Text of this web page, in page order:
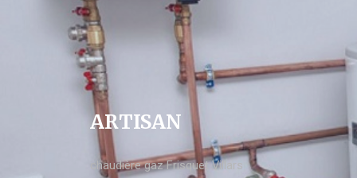
ARTISAN
chaudière gaz Frisquet Villars